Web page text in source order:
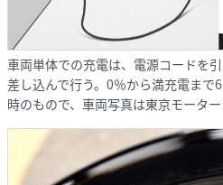
車両単体での充電は、電源コードを
差し込んで行う。0％から満充電まで
時のもので、車両写真は東京モーター